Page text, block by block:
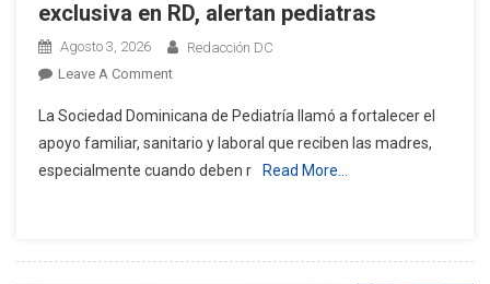
exclusiva en RD, alertan pediatras
Agosto 3, 2026
Redacción DC
Leave A CommentOn
19.2
%
De
La Sociedad Dominicana de Pediatría llamó a fortalecer el
apoyo familiar, sanitario y laboral que reciben las madres,
especialmente cuando deben r
Read More…